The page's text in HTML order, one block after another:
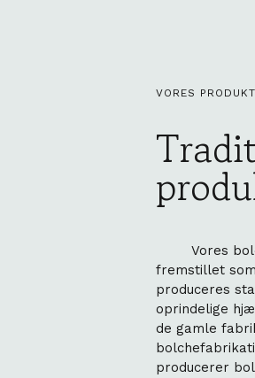
VORES
Vores bolcher bliver den dag i dag stadig
fremstillet
produceres
oprindelige
de gamle
producerer